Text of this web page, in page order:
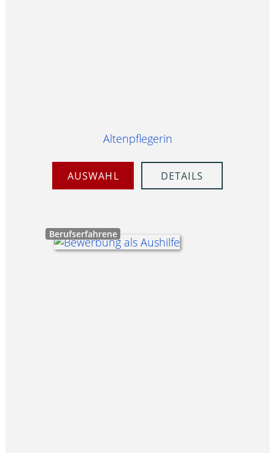
Altenpflegerin
AUSWAHL DETAILS
Berufserfahrene